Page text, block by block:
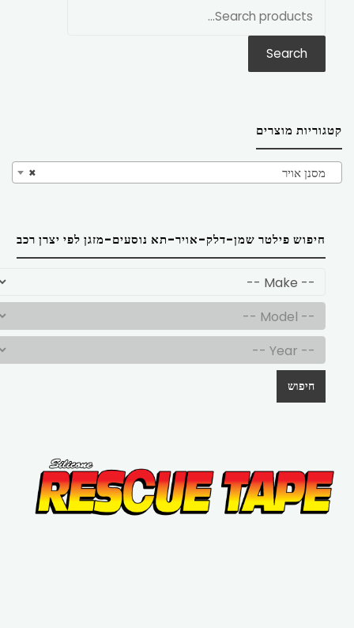
Search
קטגוריות מוצרים
× מסנן אויר
חיפוש פילטר שמן-דלק-אויר-תא נוסעים-מזגן לפי יצרן רכב
חיפוש